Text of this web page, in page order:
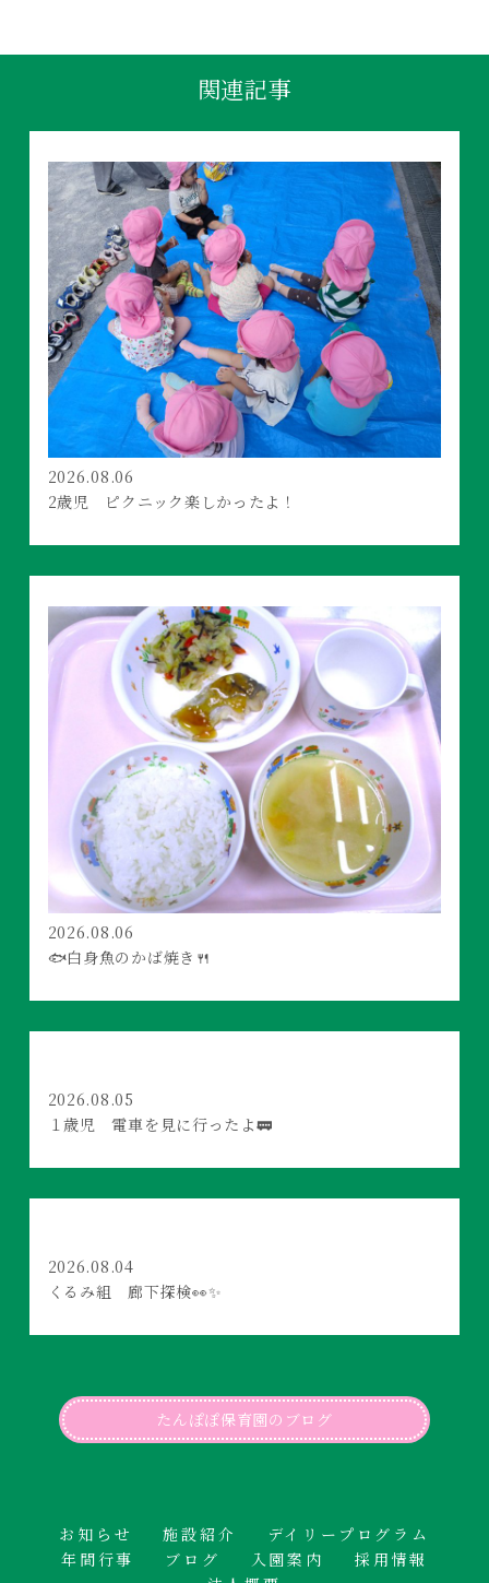
関連記事
2026.08.06
2歳児 ピクニック楽しかったよ！
2026.08.06
🐟白身魚のかば焼き🍴
2026.08.05
１歳児 電車を見に行ったよ🚃
2026.08.04
くるみ組 廊下探検👀✨
たんぽぽ保育園のブログ
お知らせ 施設紹介
デイリープログラム
年間行事
ブログ 入園案内
採用情報